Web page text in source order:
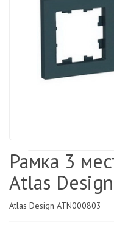
Рамка 3
Atlas
Atlas Design ATN000803